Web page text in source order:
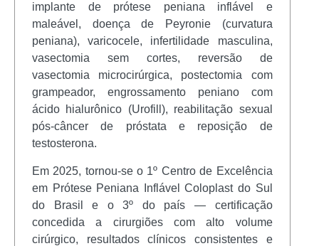
implante de prótese peniana inflável e
maleável, doença de Peyronie (curvatura
peniana), varicocele, infertilidade masculina,
vasectomia sem cortes, reversão de
vasectomia microcirúrgica, postectomia com
grampeador, engrossamento peniano com
ácido hialurônico (Urofill), reabilitação sexual
pós-câncer de próstata e reposição de
testosterona.
Em 2025, tornou-se o 1º Centro de Excelência
em Prótese Peniana Inflável Coloplast do Sul
do Brasil e o 3º do país — certificação
concedida a cirurgiões com alto volume
cirúrgico, resultados clínicos consistentes e